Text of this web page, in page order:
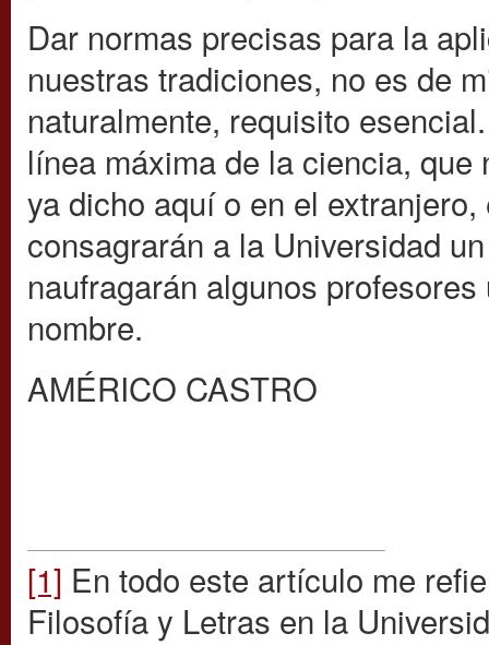
Dar normas precisas para la
nuestras tradiciones, no es de
naturalmente, requisito
línea máxima de la ciencia,
ya dicho aquí o en el
consagrarán a la Universidad
naufragarán algunos
nombre.
AMÉRICO CASTRO
[1] En todo este artículo me
Filosofía y Letras en la